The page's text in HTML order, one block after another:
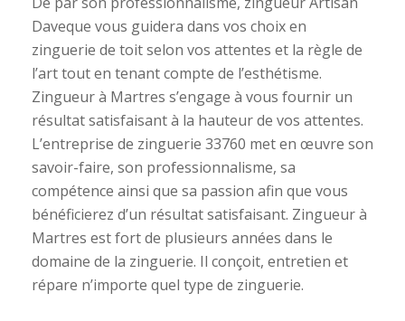
Daveque vous guidera dans vos choix en
zinguerie de toit selon vos attentes et la règle de
l’art tout en tenant compte de l’esthétisme.
Zingueur à Martres s’engage à vous fournir un
résultat satisfaisant à la hauteur de vos attentes.
L’entreprise de zinguerie 33760 met en œuvre son
savoir-faire, son professionnalisme, sa
compétence ainsi que sa passion afin que vous
bénéficierez d’un résultat satisfaisant. Zingueur à
Martres est fort de plusieurs années dans le
domaine de la zinguerie. Il conçoit, entretien et
répare n’importe quel type de zinguerie.